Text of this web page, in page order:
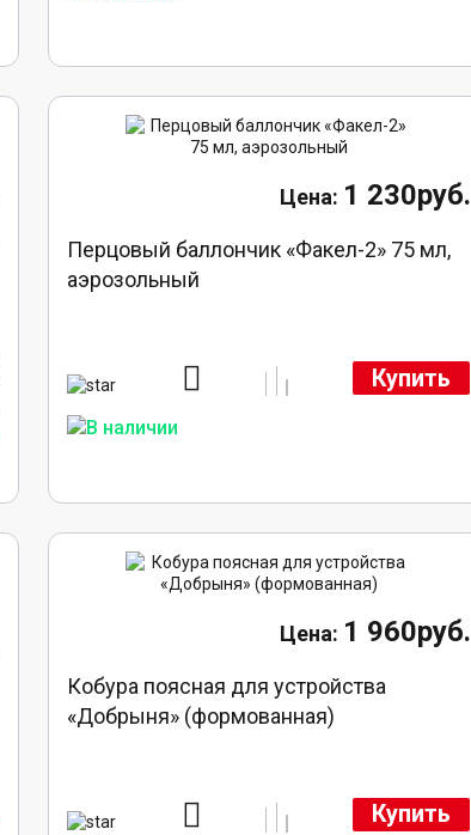
1 230руб.
Перцовый баллончик «Факел-2» 75 мл,
аэрозольный
Купить
1 960руб.
Кобура поясная для устройства
«Добрыня» (формованная)
Купить